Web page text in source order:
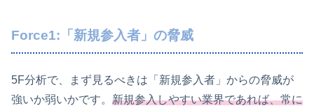
Force1:「新規参入者」の脅威
5F分析で、まず見るべきは「新規参入者」からの脅威が
強いか弱いかです。 新規参入しやすい業界であれば、常に